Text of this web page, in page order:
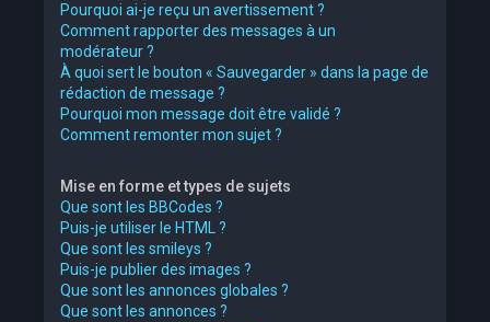
Pourquoi ai-je reçu un avertissement ?
Comment rapporter des messages à un
modérateur ?
À quoi sert le bouton « Sauvegarder » dans la page de
rédaction de message ?
Pourquoi mon message doit être validé ?
Comment remonter mon sujet ?
Mise en forme et types de sujets
Que sont les BBCodes ?
Puis-je utiliser le HTML ?
Que sont les smileys ?
Puis-je publier des images ?
Que sont les annonces globales ?
Que sont les annonces ?